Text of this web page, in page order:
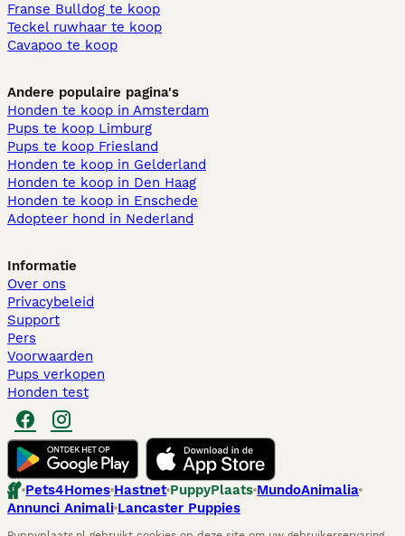
Franse Bulldog te koop
Teckel ruwhaar te koop
Cavapoo te koop
Andere populaire pagina's
Honden te koop in Amsterdam
Pups te koop Limburg​
Pups te koop Friesland​
Honden te koop in Gelderland
Honden te koop in Den Haag
Honden te koop in Enschede
Adopteer hond in Nederland
Informatie
Over ons
Privacybeleid
Support
Pers
Voorwaarden
Pups verkopen
Honden test
Pets4Homes Hastnet PuppyPlaats MundoAnimalia
Annunci Animali Lancaster Puppies